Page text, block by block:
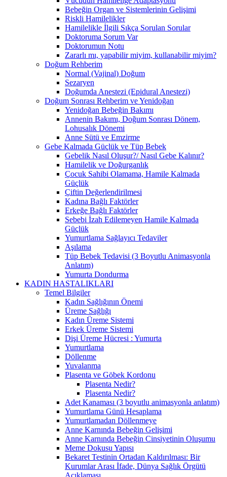
Bebeğin Organ ve Sistemlerinin Gelişimi
Riskli Hamilelikler
Hamilelikle İlgili Sıkça Sorulan Sorular
Doktoruma Sorum Var
Doktorumun Notu
Zararlı mı, yapabilir miyim, kullanabilir miyim?
Doğum Rehberim
Normal (Vajinal) Doğum
Sezaryen
Doğumda Anestezi (Epidural Anestezi)
Doğum Sonrası Rehberim ve Yenidoğan
Yenidoğan Bebeğin Bakımı
Annenin Bakımı, Doğum Sonrası Dönem,
Lohusalık Dönemi
Anne Sütü ve Emzirme
Gebe Kalmada Güçlük ve Tüp Bebek
Gebelik Nasıl Oluşur?/ Nasıl Gebe Kalınır?
Hamilelik ve Doğurganlık
Çocuk Sahibi Olamama, Hamile Kalmada
Güçlük
Çiftin Değerlendirilmesi
Kadına Bağlı Faktörler
Erkeğe Bağlı Faktörler
Sebebi İzah Edilemeyen Hamile Kalmada
Güçlük
Yumurtlama Sağlayıcı Tedaviler
Aşılama
Tüp Bebek Tedavisi (3 Boyutlu Animasyonla
Anlatım)
Yumurta Dondurma
KADIN HASTALIKLARI
Temel Bilgiler
Kadın Sağlığının Önemi
Üreme Sağlığı
Kadın Üreme Sistemi
Erkek Üreme Sistemi
Dişi Üreme Hücresi : Yumurta
Yumurtlama
Döllenme
Yuvalanma
Plasenta ve Göbek Kordonu
Plasenta Nedir?
Plasenta Nedir?
Adet Kanaması (3 boyutlu animasyonla anlatım)
Yumurtlama Günü Hesaplama
Yumurtlamadan Döllenmeye
Anne Karnında Bebeğin Gelişimi
Anne Karnında Bebeğin Cinsiyetinin Oluşumu
Meme Dokusu Yapısı
Bekaret Testinin Ortadan Kaldırılması: Bir
Kurumlar Arası İfade, Dünya Sağlık Örgütü
Açıklaması